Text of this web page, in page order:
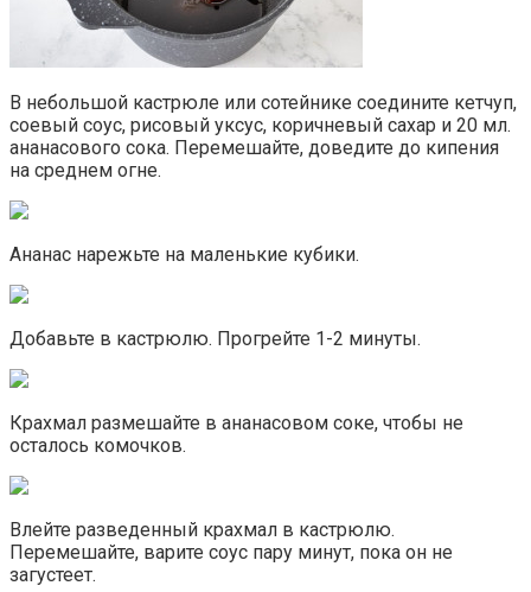
В небольшой кастрюле или сотейнике соедините кетчуп,
соевый соус, рисовый уксус, коричневый сахар и 20 мл.
ананасового сока. Перемешайте, доведите до кипения
на среднем огне.
Ананас нарежьте на маленькие кубики.
Добавьте в кастрюлю. Прогрейте 1-2 минуты.
Крахмал размешайте в ананасовом соке, чтобы не
осталось комочков.
Влейте разведенный крахмал в кастрюлю.
Перемешайте, варите соус пару минут, пока он не
загустеет.